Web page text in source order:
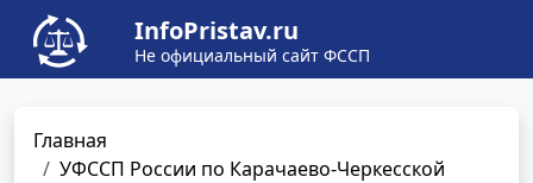
InfoPristav.ru
Не официальный сайт ФССП
Главная
УФССП России по Карачаево-Черкесской